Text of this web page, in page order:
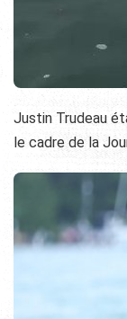
Justin Trudeau
le cadre de la